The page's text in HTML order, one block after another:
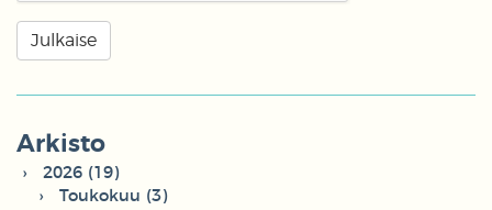
Arkisto
2026 (19)
Toukokuu (3)